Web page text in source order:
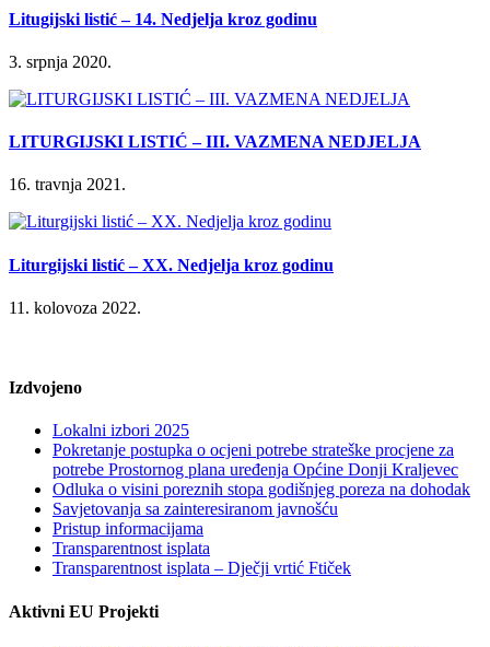
Litugijski listić – 14. Nedjelja kroz godinu
3. srpnja 2020.
LITURGIJSKI LISTIĆ – III. VAZMENA NEDJELJA
16. travnja 2021.
Liturgijski listić – XX. Nedjelja kroz godinu
11. kolovoza 2022.
Izdvojeno
Lokalni izbori 2025
Pokretanje postupka o ocjeni potrebe strateške procjene za
potrebe Prostornog plana uređenja Općine Donji Kraljevec
Odluka o visini poreznih stopa godišnjeg poreza na dohodak
Savjetovanja sa zainteresiranom javnošću
Pristup informacijama
Transparentnost isplata
Transparentnost isplata – Dječji vrtić Ftiček
Aktivni EU Projekti